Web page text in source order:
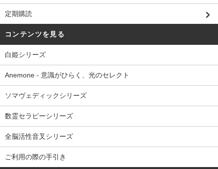
定期購読
コンテンツを見る
白姫シリーズ
Anemone - 意識がひらく、光のセレクト
ソマヴェディックシリーズ
数霊セラピーシリーズ
全脳活性音叉シリーズ
ご利用の際の手引き